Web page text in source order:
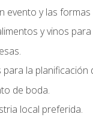
evento y las
y vinos
la planificación
de boda.
local preferida.